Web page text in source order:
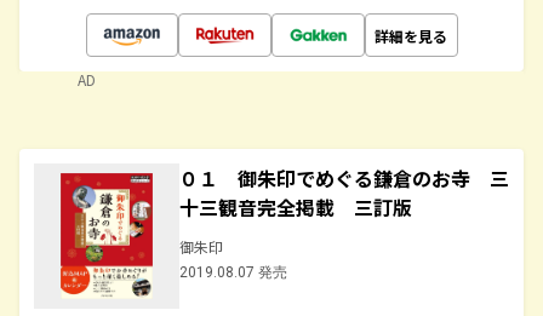
詳細を見る
AD
０１ 御朱印でめぐる鎌倉のお寺 三
十三観音完全掲載 三訂版
御朱印
2019.08.07 発売